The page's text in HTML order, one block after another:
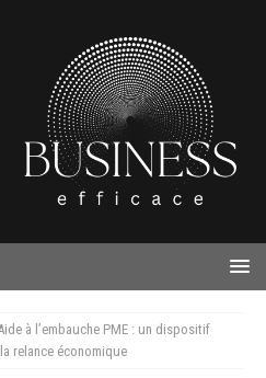
à l’embauche PME : un dispositif
relance économique